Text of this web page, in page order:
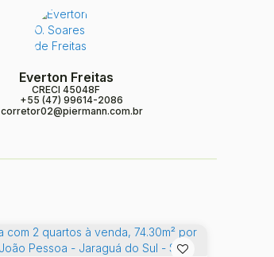
Everton Freitas
CRECI 45048F
+55 (47) 99614-2086
corretor02@piermann.com.br